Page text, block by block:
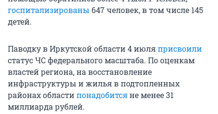
госпитализированы 647 человек, в том числе 145
детей.
Паводку в Иркутской области 4 июляприсвоили
статус ЧС федерального масштаба. По оценкам
властей региона, на восстановление
инфраструктуры и жилья в подтопленных
районах областипонадобитсяне менее 31
миллиарда рублей.